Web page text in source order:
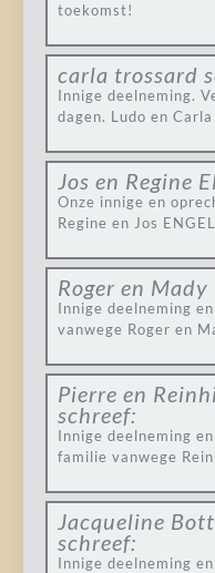
toekomst!
carla trossard
Innige deelneming.
dagen. Ludo en
Jos en Regine
Onze innige en
Regine en Jos
Roger en
Innige deelneming
vanwege Roger en
Pierre en
schreef:
Innige deelneming
familie vanwege
Jacqueline
schreef:
Innige deelneming